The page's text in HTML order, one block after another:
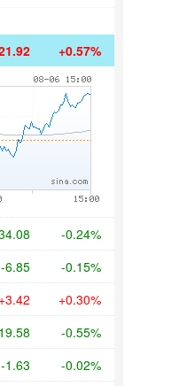
+0.57%
-0.24%
-6.85 -0.15%
+3.42 +0.30%
-0.55%
-1.63 -0.02%